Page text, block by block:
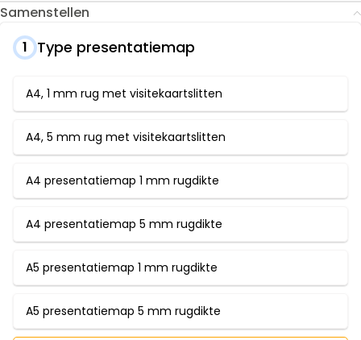
Samenstellen
1
Type presentatiemap
A4, 1 mm rug met visitekaartslitten
A4, 5 mm rug met visitekaartslitten
A4 presentatiemap 1 mm rugdikte
A4 presentatiemap 5 mm rugdikte
A5 presentatiemap 1 mm rugdikte
A5 presentatiemap 5 mm rugdikte